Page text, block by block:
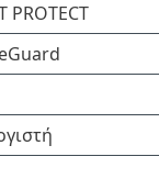
PROTECT